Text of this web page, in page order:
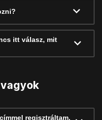
itt válasz, mit
regisztráltam,